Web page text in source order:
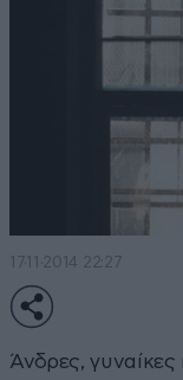
17·11·2014 22:27
Άνδρες, γυναίκες